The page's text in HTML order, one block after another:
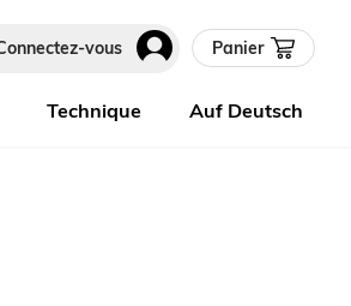
vous Panier
Technique Auf Deutsch